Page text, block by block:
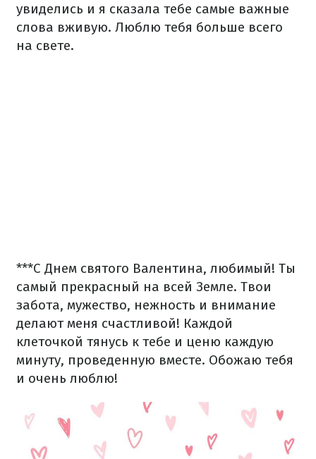
увиделись и я сказала тебе самые важные
слова вживую. Люблю тебя больше всего
на свете.
***С Днем святого Валентина, любимый! Ты
самый прекрасный на всей Земле. Твои
забота, мужество, нежность и внимание
делают меня счастливой! Каждой
клеточкой тянусь к тебе и ценю каждую
минуту, проведенную вместе. Обожаю тебя
и очень люблю!